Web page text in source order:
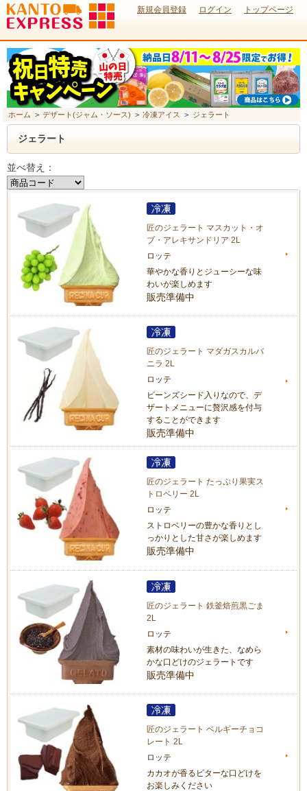
新規会員登録 ログイン トップページ
ホーム > デザート(ジャム・ソース) > 冷凍アイス > ジェラート
ジェラート
並べ替え：
匠のジェラート マスカット・オ
ブ・アレキサンドリア 2L
ロッテ
華やかな香りとジューシーな味
わいが楽しめます
販売準備中
匠のジェラート マダガスカルバ
ニラ 2L
ロッテ
ビーンズシード入りなので、デ
ザートメニューに贅沢感を付与
することができます
販売準備中
匠のジェラート たっぷり果実ス
トロベリー 2L
ロッテ
ストロベリーの豊かな香りとし
っかりとした甘さが楽しめます
販売準備中
匠のジェラート 鉄釜焙煎黒ごま
2L
ロッテ
素材の味わいが生きた、なめら
かな口どけのジェラートです
販売準備中
匠のジェラート ベルギーチョコ
レート 2L
ロッテ
カカオが香るビターな口どけを
お楽しみください